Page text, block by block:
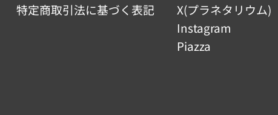
特定商取引法に基づく表記
X(プラネタリウム)
Instagram
Piazza